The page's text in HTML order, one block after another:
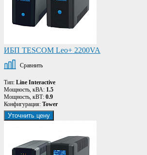
ИБП TESCOM Leo+ 2200VA
Сравнить
Тип: Line Interactive
Мощность, кВА: 1.5
Мощность, кВТ: 0.9
Конфигурация: Tower
Уточнить цену